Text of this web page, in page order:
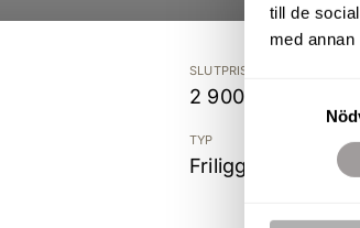
till de
med
Samtyckesval
SLUTPRIS
2 900 000 kr
TYP
Friliggande villa